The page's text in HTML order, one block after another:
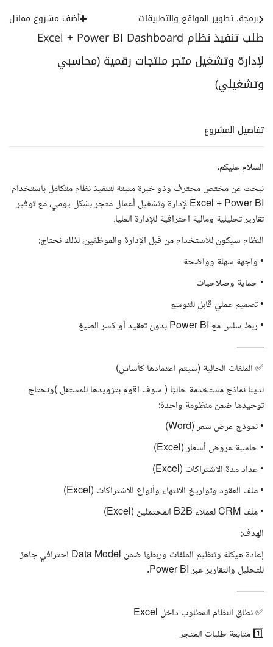
طلب تنفيذ نظام Excel + Power BI Dashboard
لإدارة وتشغيل متجر منتجات رقمية (محاسبي
وتشغيلي)
برمجة، تطوير المواقع والتطبيقات أضف مشروع مماثل
تفاصيل المشروع
السلام عليكم،
نبحث عن مختص محترف وذو خبرة مثبتة لتنفيذ نظام متكامل باستخدام
Excel + Power BI لإدارة وتشغيل أعمال متجر بشكل يومي، مع توفير
تقارير تحليلية ومالية احترافية للإدارة العليا.
النظام سيكون للاستخدام من قبل الإدارة والموظفين، لذلك نحتاج:
• واجهة سهلة وواضحة
• حماية وصلاحيات
• تصميم عملي قابل للتوسع
• ربط سلس مع Power BI بدون تعقيد أو كسر الصيغ
⸻
✅ الملفات الحالية (سيتم اعتمادها كأساس)
لدينا نماذج مستخدمة حاليًا ( سوف اقوم بتزويدها للمستقل )ونحتاج
توحيدها ضمن منظومة واحدة:
• نموذج عرض سعر (Word)
• حاسبة عروض أسعار (Excel)
• عداد مدة الاشتراكات (Excel)
• ملف العقود وتواريخ الانتهاء وأنواع الاشتراكات (Excel)
• ملف CRM لعملاء B2B المحتملين (Excel)
الهدف:
إعادة هيكلة وتنظيم الملفات وربطها ضمن Data Model احترافي جاهز
للتحليل والتقارير عبر Power BI.
⸻
✅ نطاق النظام المطلوب داخل Excel
1️⃣ متابعة طلبات المتجر